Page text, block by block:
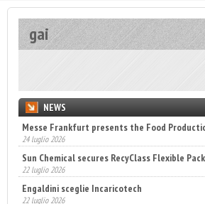
gai
NEWS
Messe Frankfurt presents the Food
24 luglio 2026
Sun Chemical secures RecyClass Flexible
22 luglio 2026
Engaldini sceglie Incaricotech
22 luglio 2026